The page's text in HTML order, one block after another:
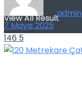
View All Result
byadmin
7 Mayıs 2025
146 5